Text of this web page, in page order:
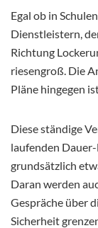
Egal ob in
Dienstleistern,
Richtung
riesengroß. Die
Pläne hingegen
Diese ständige
laufenden Dauer-
grundsätzlich
Daran werden
Gespräche über
Sicherheit